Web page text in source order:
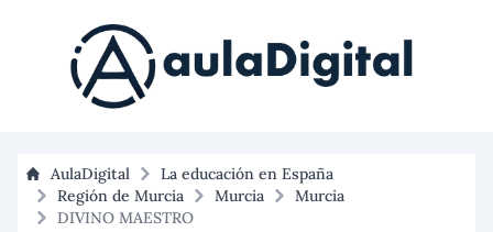
AulaDigital
La educación en España
Región de Murcia
Murcia
Murcia
DIVINO MAESTRO